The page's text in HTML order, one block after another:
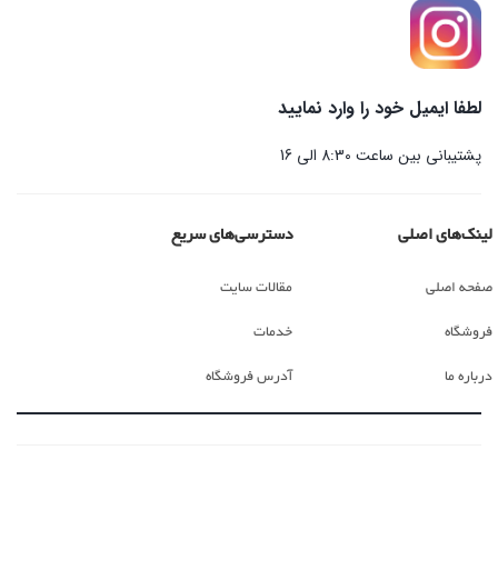
لطفا ایمیل خود را وارد نمایید
پشتیبانی بین ساعت 8:30 الی 16
لینک‌های اصلی
صفحه اصلی
فروشگاه
درباره ما
دسترسی‌های سریع
مقالات سایت
خدمات
آدرس فروشگاه